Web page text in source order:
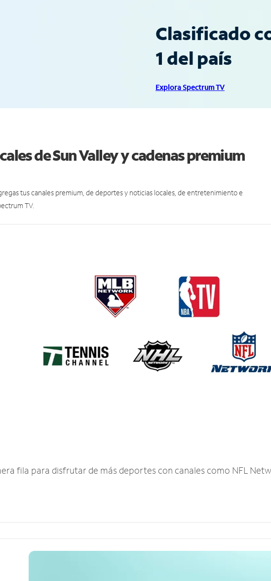
Clasificado
1 del país
Explora Spectrum TV
de Sun Valley y cadenas premium
tus canales premium, de deportes y noticias locales, de entretenimiento e
TV.
fila para disfrutar de más deportes con canales como NFL